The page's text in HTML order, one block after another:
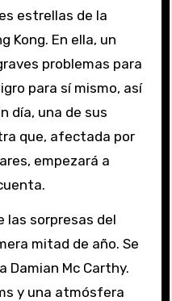
estrellas de la
Kong. En ella, un
problemas para
para sí mismo, así
día, una de sus
que, afectada por
empezará a
las sorpresas del
mitad de año. Se
Damian Mc Carthy.
y una atmósfera